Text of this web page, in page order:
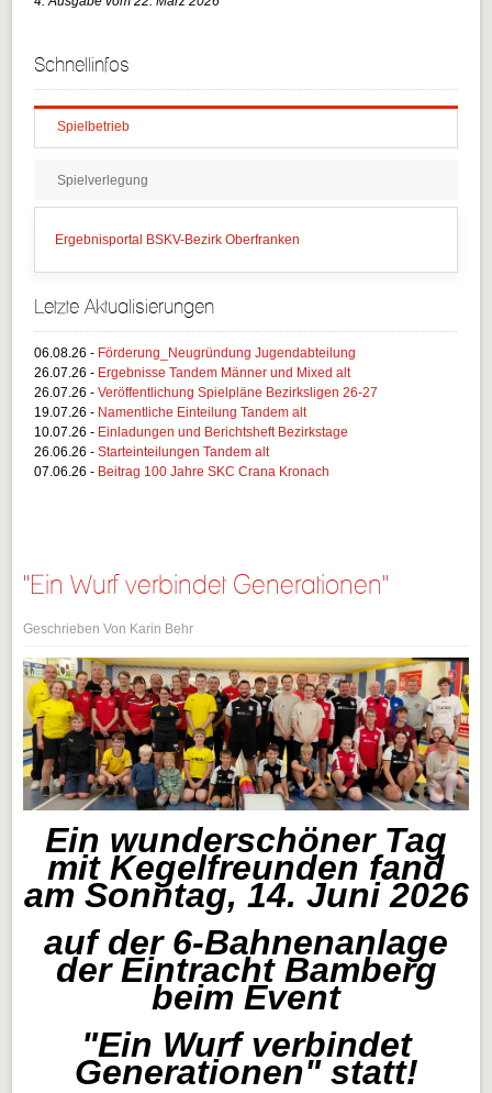
Schnellinfos
Spielbetrieb
Spielverlegung
Ergebnisportal BSKV-Bezirk Oberfranken
Letzte Aktualisierungen
06.08.26 - Förderung_Neugründung Jugendabteilung
26.07.26 - Ergebnisse Tandem Männer und Mixed alt
26.07.26 -Veröffentlichung Spielpläne Bezirksligen 26-27
19.07.26 - Namentliche Einteilung Tandem alt
10.07.26 - Einladungen und Berichtsheft Bezirkstage
26.06.26 -Starteinteilungen Tandem alt
07.06.26 - Beitrag 100 Jahre SKC Crana Kronach
"Ein Wurf verbindet Generationen"
Geschrieben Von Karin Behr
Ein wunderschöner Tag
mit Kegelfreunden fand
am Sonntag, 14. Juni 2026
auf der 6-Bahnenanlage
der Eintracht Bamberg
beim Event
"Ein Wurf verbindet
Generationen" statt!